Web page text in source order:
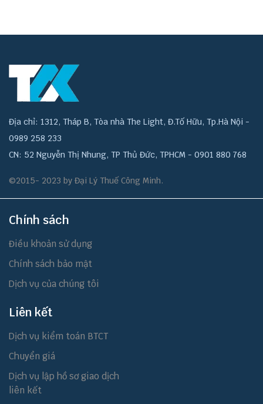
Địa chỉ: 1312, Tháp B, Tòa nhà The Light, Đ.Tố Hữu, Tp.Hà Nội -
0989 258 233
CN: 52 Nguyễn Thị Nhung, TP Thủ Đức, TPHCM - 0901 880 768
©2015- 2023 by Đại Lý Thuế Công Minh.
Chính sách
Điều khoản sử dụng
Chính sách bảo mật
Dịch vụ của chúng tôi
Liên kết
Dịch vụ kiểm toán BTCT
Chuyển giá
Dịch vụ lập hồ sơ giao dịch
liên kết